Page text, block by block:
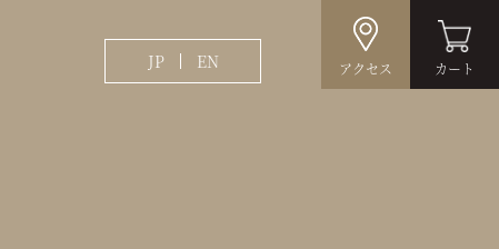
JP EN アクセス カート